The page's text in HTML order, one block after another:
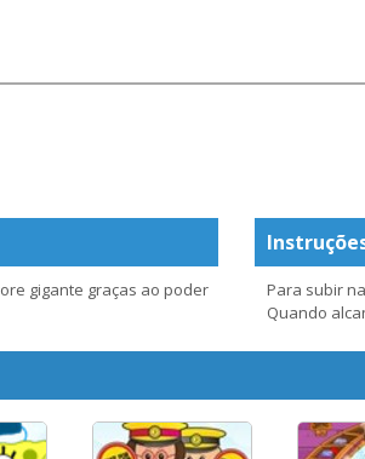
gigante graças ao poder
Para subir
Quando